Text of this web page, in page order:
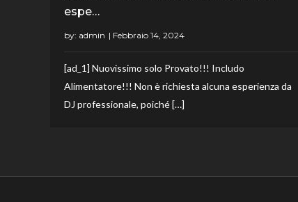
espe…
by: admin
[ad_1] Nuovissimo solo Provato!!! Includo
Alimentatore!!! Non è richiesta alcuna esperienza da
DJ professionale, poiché […]